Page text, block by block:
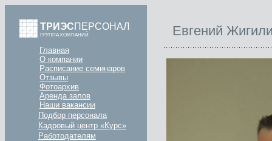
ТРИЭСПЕРСОНАЛ
ГРУППА КОМПАНИЙ
Главная
О компании
Расписание семинаров
Отзывы
Фотоархив
Аренда залов
Наши вакансии
Подбор персонала
Кадровый центр «Курс»
Работодателям
Евгений